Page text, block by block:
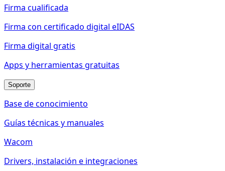
Firma cualificada
Firma con certificado digital eIDAS
Firma digital gratis
Apps y herramientas gratuitas
Soporte
Base de conocimiento
Guías técnicas y manuales
Wacom
Drivers, instalación e integraciones